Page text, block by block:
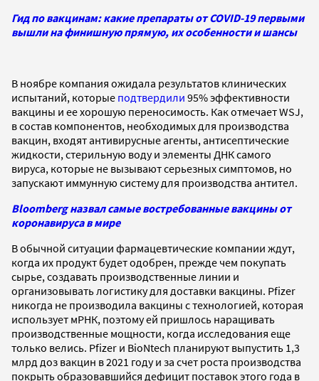
Гид по вакцинам: какие препараты от COVID-19 первыми
вышли на финишную прямую, их особенности и шансы
В ноябре компания ожидала результатов клинических
испытаний, которые подтвердили 95% эффективности
вакцины и ее хорошую переносимость. Как отмечает WSJ,
в состав компонентов, необходимых для производства
вакцин, входят антивирусные агенты, антисептические
жидкости, стерильную воду и элементы ДНК самого
вируса, которые не вызывают серьезных симптомов, но
запускают иммунную систему для производства антител.
Bloomberg назвал самые востребованные вакцины от
коронавируса в мире
В обычной ситуации фармацевтические компании ждут,
когда их продукт будет одобрен, прежде чем покупать
сырье, создавать производственные линии и
организовывать логистику для доставки вакцины. Pfizer
никогда не производила вакцины с технологией, которая
использует мРНК, поэтому ей пришлось наращивать
производственные мощности, когда исследования еще
только велись. Pfizer и BioNtech планируют выпустить 1,3
млрд доз вакцин в 2021 году и за счет роста производства
покрыть образовавшийся дефицит поставок этого года в